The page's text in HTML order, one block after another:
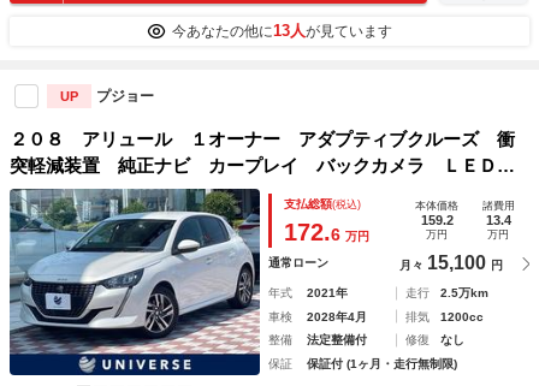
今あなたの他に13人が見ています
UP プジョー
２０８ アリュール １オーナー アダプティブクルーズ 衝
突軽減装置 純正ナビ カープレイ バックカメラ ＬＥＤヘ
ッドランプ Ｂｌｕｅｔｏｏｔｈ接続 純正１６インチＡＷ
スマートキー ＥＴＣ 禁煙車
支払総額(税込)
172.6 万円
本体価格
159.2
万円
諸費用
13.4
万円
通常ローン 月々 15,100 円
年式 2021年 走行
2.5万km
車検
2028年4月 排気
1200cc
整備
法定整備付 修復
なし
保証
保証付 (1ヶ月・走行無制限)